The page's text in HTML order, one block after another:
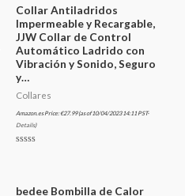
Collar Antiladridos
Impermeable y Recargable,
JJW Collar de Control
Automático Ladrido con
Vibración y Sonido, Seguro
y…
Collares
Amazon.es Price:€27.99(as of 10/04/2023 14:11 PST-
Details)
5
bedee Bombilla de Calor